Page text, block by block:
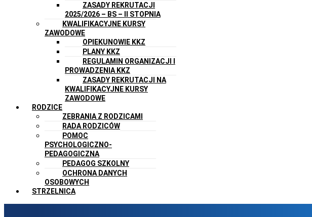
ZASADY REKRUTACJI
2025/2026 – BS – II STOPNIA
KWALIFIKACYJNE KURSY
ZAWODOWE
OPIEKUNOWIE KKZ
PLANY KKZ
REGULAMIN ORGANIZACJI I
PROWADZENIA KKZ
ZASADY REKRUTACJI NA
KWALIFIKACYJNE KURSY
ZAWODOWE
RODZICE
ZEBRANIA Z RODZICAMI
RADA RODZICÓW
POMOC
PSYCHOLOGICZNO-
PEDAGOGICZNA
PEDAGOG SZKOLNY
OCHRONA DANYCH
OSOBOWYCH
STRZELNICA